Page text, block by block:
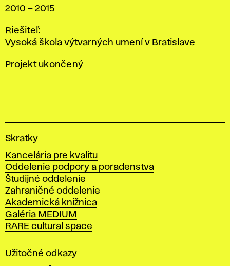
2010 – 2015
Riešiteľ:
Vysoká škola výtvarných umení v Bratislave
Projekt ukončený
V
s
o
k
á
š
k
o
a
Skratky
Kancelária pre kvalitu
Oddelenie podpory a poradenstva
Študijné oddelenie
Zahraničné oddelenie
Akademická knižnica
Galéria MEDIUM
RARE cultural space
Užitočné odkazy